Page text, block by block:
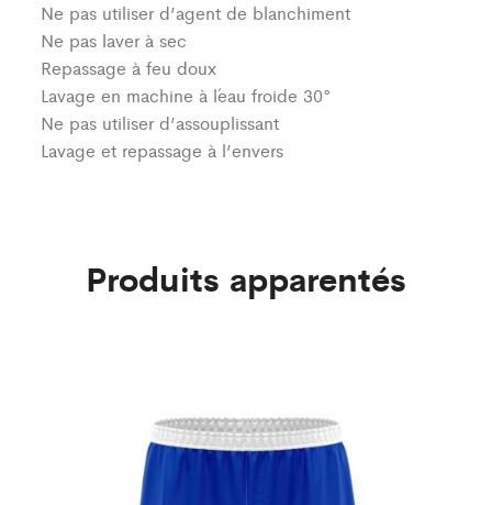
Ne pas utiliser d’agent de blanchiment
Ne pas laver à sec
Repassage à feu doux
Lavage en machine à l´eau froide 30°
Ne pas utiliser d’assouplissant
Lavage et repassage à l’envers
Produits apparentés